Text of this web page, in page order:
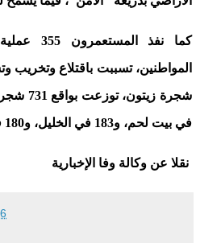
كما نفذ
في بيت لحم، و183 في الخليل، و180 في نابلس، و20 في طولكرم